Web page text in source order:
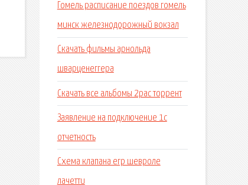
Гомель расписание поездов гомель
минск железнодорожный вокзал
Скачать фильмы арнольда
шварценеггера
Скачать все альбомы 2pac торрент
Заявление на подключение 1с
отчетность
Схема клапана егр шевроле
лачетти